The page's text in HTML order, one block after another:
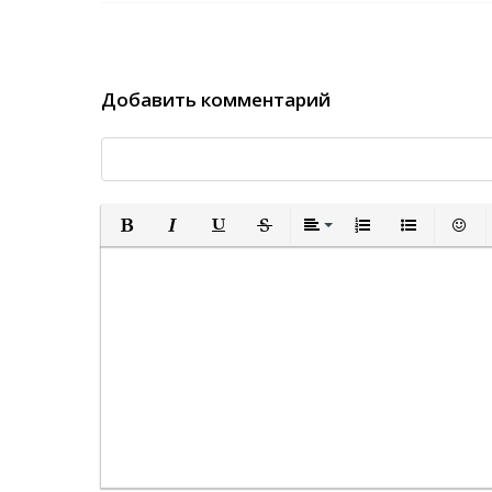
Добавить комментарий
Полужирный
КурсивПодчеркнутый
ЗачеркнутыйВыравнивание
Нумерованный